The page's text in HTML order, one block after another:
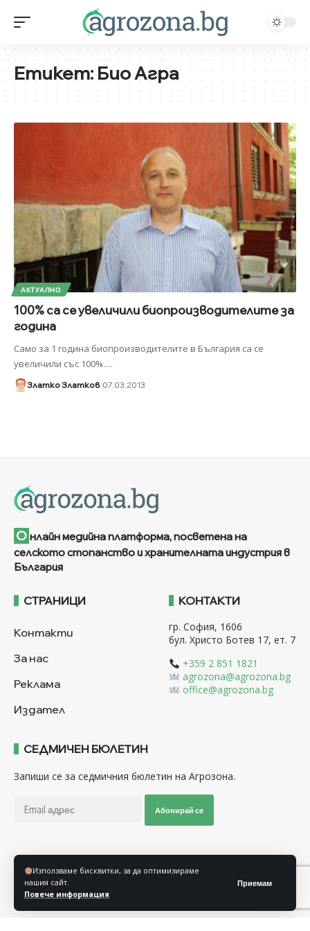
Използваме бисквитки, за да оптимизираме
нашия сайт.
Повече информация
Приемам
Етикет:Био Агра
АКТУАЛНО
100% са се увеличили биопроизводителите за
година
Само за 1 година биопроизводителите в България са се
увеличили със 100%.…
Златко Златков 07.03.2013
О нлайн медийна платформа, посветена на
селското стопанство и хранителната индустрия в
България
СТРАНИЦИ
Контакти
За нас
Реклама
Издател
КОНТАКТИ
гр. София, 1606
бул. Христо Ботев 17, ет. 7
+359 2 851 1821
agrozona@agrozona.bg
office@agrozona.bg
СЕДМИЧЕН БЮЛЕТИН
Запиши се за седмичния бюлетин на Агрозона.
Абонирай се
Последвайте ни